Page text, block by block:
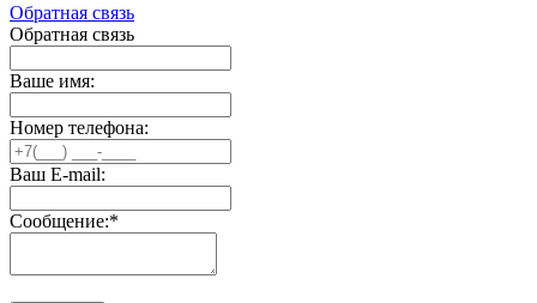
Обратная связь
Обратная связь
Ваше имя:
Номер телефона:
Ваш E-mail:
Сообщение:*